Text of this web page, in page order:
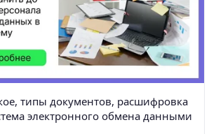
типы документов, расшифровка
электронного обмена данными